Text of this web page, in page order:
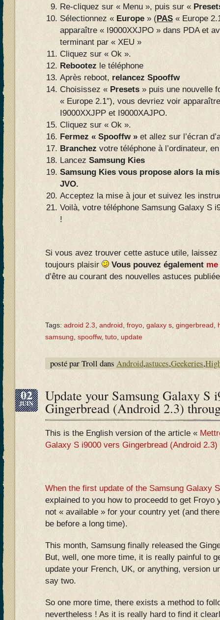
Re-cliquez sur « Menu », puis sur «
Sélectionnez « Europe » (PAS « Europe
apparaître « I9000XXJPO » dans PDA et
terminant par « XEU »
Cliquez sur « Ok ».
Rebootez le téléphone
Après reboot, relancez Spooffw
Choisissez «Presets » puis une nouvelle
« Europe 2.1″), vous devriez voir
I9000XXJPP et I9000XAJPO.
Cliquez sur « Ok ».
Fermez « Spooffw » et allez sur l’écran
Branchez votre téléphone à l’ordinateur,
Lancez Samsung Kies
Samsung Kies vous propose alors la
JVO.
Acceptez la mise à jour et suivez les
Voilà, votre téléphone Samsung Galaxy S
!
Si vous avez trouver cette astuce utile,
toujours plaisir
Vous pouvez également
d’être au courant des nouvelles astuces
Tags: adroid 2.3 android froyo galaxy s gingerbread
samsung spooffw, tuto update
posté par Troll dans Android,astuces,Geekeries,
02
JUIN Update your Samsung Galaxy S
Gingerbread (Android 2.3)
This is the English version of the article «
Galaxy S i9000 vers Gingerbread (Android
When the first update of the Samsung Galaxy
explained to you how to proceedd to get Froyo
not « available » for your country yet (and
be before a long time).
This month, Samsung finally released the
But, well, one more time, it is really painful to
update your French, UK, or anything, version
say two.
So one more time, there exists a method to
nevertheless ! As it is really hard to find it